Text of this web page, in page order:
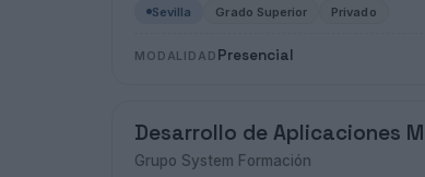
Sevilla Grado Superior Privado
MODALIDAD Presencial
Desarrollo de Aplicaciones
Grupo System Formación